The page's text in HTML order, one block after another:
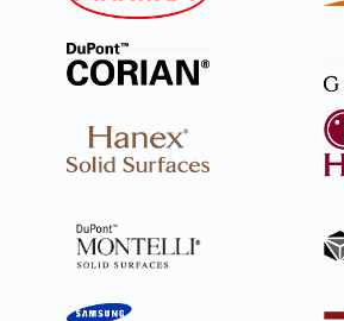
гостиной, оставаясь легкими,
изысканными предметами
с любыми другими материалами,
отделке помещений – стеклом,
кожей или текстилем.
природного камня, натурального
великолепно поддается обработке,
стоимость изделия.